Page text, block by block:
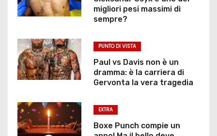
migliori pesi massimi di
sempre?
PUNTO DI VISTA
Paul vs Davis non è un
dramma: è la carriera di
Gervonta la vera tragedia
EXTRA
Boxe Punch compie un